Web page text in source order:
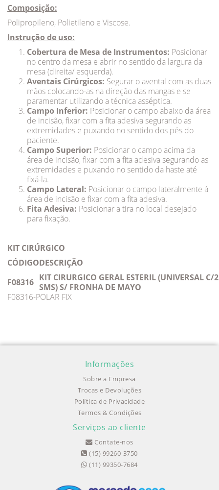
Composição:
Polipropileno, Polietileno e Viscose.
Instrução de uso:
Cobertura de Mesa de Instrumentos: Posicionar
no centro da mesa e abrir no sentido da largura da
mesa (direita/ esquerda).
Aventais Cirúrgicos: Segurar o avental com as duas
mãos colocando-as na direção das mangas e se
paramentar utilizando a técnica asséptica.
Campo Inferior: Posicionar o campo abaixo da área
de incisão, ﬁxar com a ﬁta adesiva segurando as
extremidades e puxando no sentido dos pés do
paciente.
Campo Superior: Posicionar o campo acima da
área de incisão, ﬁxar com a ﬁta adesiva segurando as
extremidades e puxando no sentido da haste até
ﬁxá-la.
Campo Lateral: Posicionar o campo lateralmente á
área de incisão e ﬁxar com a ﬁta adesiva.
Fita Adesiva: Posicionar a tira no local desejado
para ﬁxação.
KIT CIRÚRGICO
CÓDIGODESCRIÇÃO
F08316 KIT CIRURGICO GERAL ESTERIL (UNIVERSAL C/
SMS) S/ FRONHA DE MAYO
F08316-POLAR FIX
Informações
Sobre a Empresa
Trocas e Devoluções
Política de Privacidade
Termos & Condições
Serviços ao cliente
Contate-nos
(15) 99260-3750
(11) 99350-7684